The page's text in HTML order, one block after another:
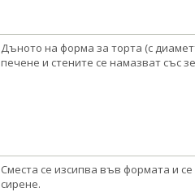
Дъното на форма за торта (с
печене и стените се намазват със
Сместа се изсипва във формата и
сирене.